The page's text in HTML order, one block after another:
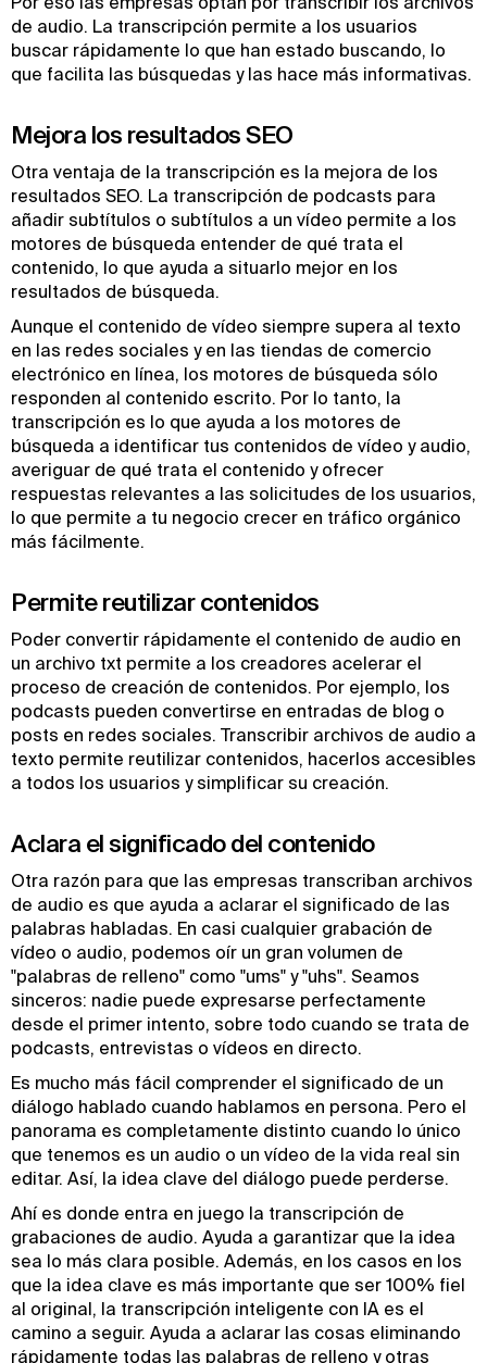
de audio. La transcripción permite a los usuarios
buscar rápidamente lo que han estado buscando, lo
que facilita las búsquedas y las hace más informativas.
Mejora los resultados SEO
Otra ventaja de la transcripción es la mejora de los
resultados SEO. La transcripción de podcasts para
añadir subtítulos o subtítulos a un vídeo permite a los
motores de búsqueda entender de qué trata el
contenido, lo que ayuda a situarlo mejor en los
resultados de búsqueda.
Aunque el contenido de vídeo siempre supera al texto
en las redes sociales y en las tiendas de comercio
electrónico en línea, los motores de búsqueda sólo
responden al contenido escrito. Por lo tanto, la
transcripción es lo que ayuda a los motores de
búsqueda a identificar tus contenidos de vídeo y audio,
averiguar de qué trata el contenido y ofrecer
respuestas relevantes a las solicitudes de los usuarios,
lo que permite a tu negocio crecer en tráfico orgánico
más fácilmente.
Permite reutilizar contenidos
Poder convertir rápidamente el contenido de audio en
un archivo txt permite a los creadores acelerar el
proceso de creación de contenidos. Por ejemplo, los
podcasts pueden convertirse en entradas de blog o
posts en redes sociales. Transcribir archivos de audio a
texto permite reutilizar contenidos, hacerlos accesibles
a todos los usuarios y simplificar su creación.
Aclara el significado del contenido
Otra razón para que las empresas transcriban archivos
de audio es que ayuda a aclarar el significado de las
palabras habladas. En casi cualquier grabación de
vídeo o audio, podemos oír un gran volumen de
"palabras de relleno" como "ums" y "uhs". Seamos
sinceros: nadie puede expresarse perfectamente
desde el primer intento, sobre todo cuando se trata de
podcasts, entrevistas o vídeos en directo.
Es mucho más fácil comprender el significado de un
diálogo hablado cuando hablamos en persona. Pero el
panorama es completamente distinto cuando lo único
que tenemos es un audio o un vídeo de la vida real sin
editar. Así, la idea clave del diálogo puede perderse.
Ahí es donde entra en juego la transcripción de
grabaciones de audio. Ayuda a garantizar que la idea
sea lo más clara posible. Además, en los casos en los
que la idea clave es más importante que ser 100% fiel
al original, la transcripción inteligente con IA es el
camino a seguir. Ayuda a aclarar las cosas eliminando
rápidamente todas las palabras de relleno y otras